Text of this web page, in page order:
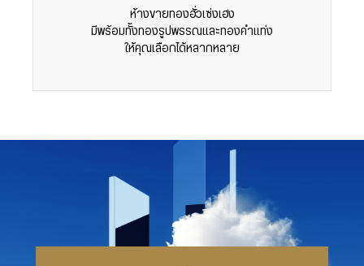
ห้างขายทองฮั่วเซ่งเฮง
มีพร้อมทั้งทองรูปพรรณและทองคำแท่ง
ให้คุณเลือกได้หลากหลาย